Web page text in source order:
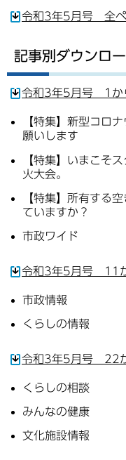
令和3年5月号 全ペ
記事別ダウンロ
令和3年5月号 1か
【特集】新型コロ
願いします
【特集】いまこそ
火大会。
【特集】所有する
ていますか？
市政ワイド
令和3年5月号 11
市政情報
くらしの情報
令和3年5月号 22
くらしの相談
みんなの健康
文化施設情報